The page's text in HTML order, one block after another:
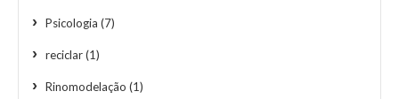
Psicologia (7)
reciclar(1)
Rinomodelação (1)